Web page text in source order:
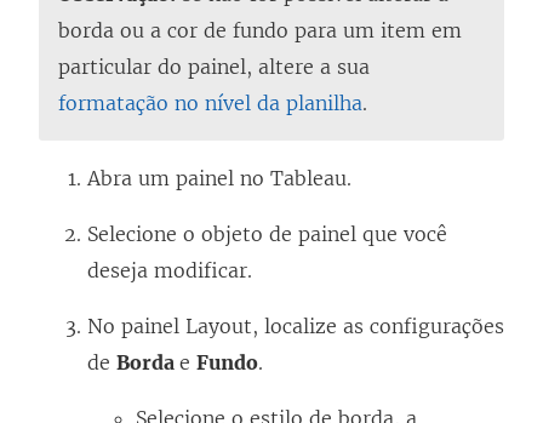
borda ou a cor de fundo para um item em
particular do painel, altere a sua
formatação no nível da planilha.
Abra um painel no Tableau.
Selecione o objeto de painel que você
deseja modificar.
No painel Layout, localize as configurações
de Borda e Fundo.
Selecione o estilo de borda, a